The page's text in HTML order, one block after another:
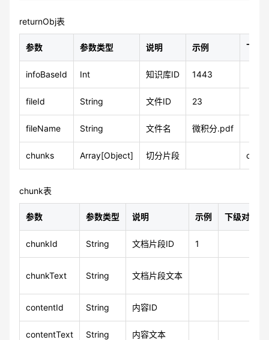
returnObj表
参数 参数类型 说明 示例 下级
infoBaseId Int 知识库ID 1443
fileId String 文件ID 23
fileName String 文件名 微积分.pdf
chunks Array[Object] 切分片段
chunk表
参数 参数类型 说明 示例 下级对象
chunkId String 文档片段ID 1
chunkText String 文档片段文本
contentId String 内容ID
contentText String 内容文本